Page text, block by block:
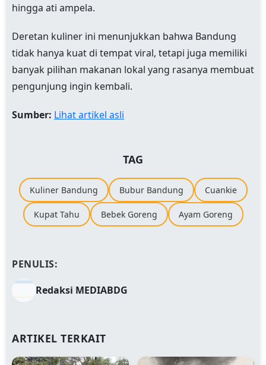
hingga ati ampela.
Deretan kuliner ini menunjukkan bahwa Bandung
tidak hanya kuat di tempat viral, tetapi juga memiliki
banyak pilihan makanan lokal yang rasanya membuat
pengunjung ingin kembali.
Sumber: Lihat artikel asli
TAG
Kuliner Bandung Bubur Bandung Cuankie
Kupat Tahu Bebek Goreng Ayam Goreng
PENULIS:
Redaksi MEDIABDG
ARTIKEL TERKAIT